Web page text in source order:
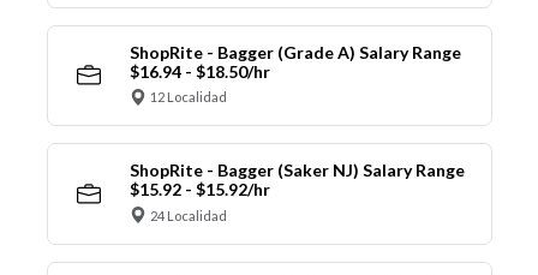
ShopRite - Bagger (Grade A) Salary Range
$16.94 - $18.50/hr
12 Localidad
ShopRite - Bagger (Saker NJ) Salary Range
$15.92 - $15.92/hr
24 Localidad